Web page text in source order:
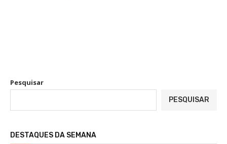
Pesquisar
PESQUISAR
DESTAQUES DA SEMANA